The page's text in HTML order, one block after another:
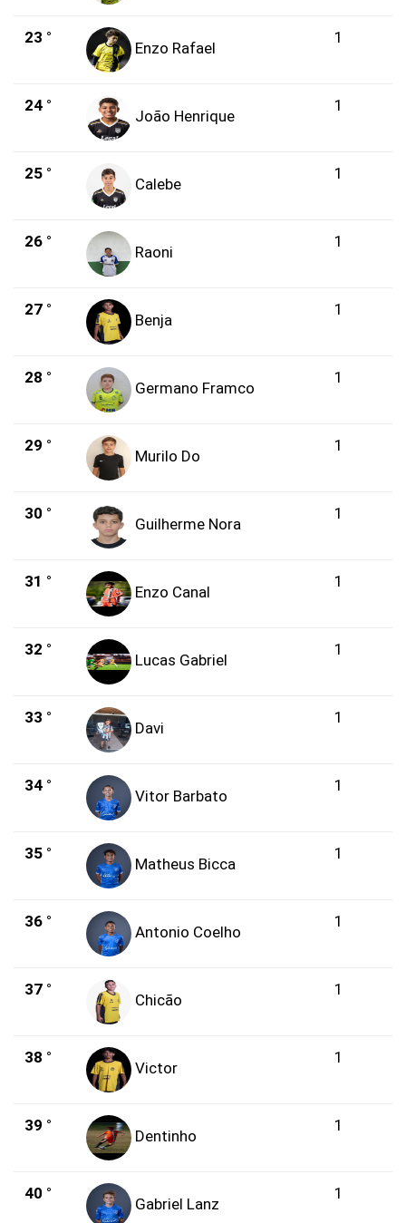
23 °
Enzo Rafael
1
24 °
João Henrique
1
25 °
Calebe
1
26 °
Raoni
1
27 °
Benja
1
28 °
Germano Framco
1
29 °
Murilo Do
1
30 °
Guilherme Nora
1
31 °
Enzo Canal
1
32 °
Lucas Gabriel
1
33 °
Davi
1
34 °
Vitor Barbato
1
35 °
Matheus Bicca
1
36 °
Antonio Coelho
1
37 °
Chicão
1
38 °
Victor
1
39 °
Dentinho
1
40 °
Gabriel Lanz
1